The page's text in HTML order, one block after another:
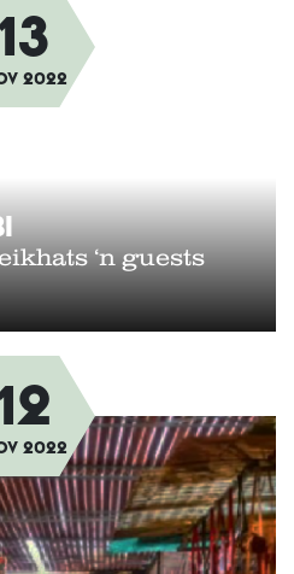
2022
‘n guests
2022